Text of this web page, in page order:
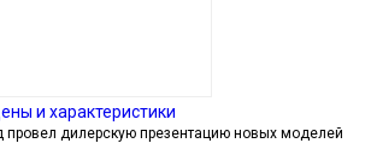
и характеристики
провел дилерскую презентацию новых моделей